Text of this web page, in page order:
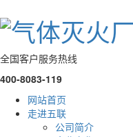
全国客户服务热线
400-8083-119
网站首页
走进五联
公司简介